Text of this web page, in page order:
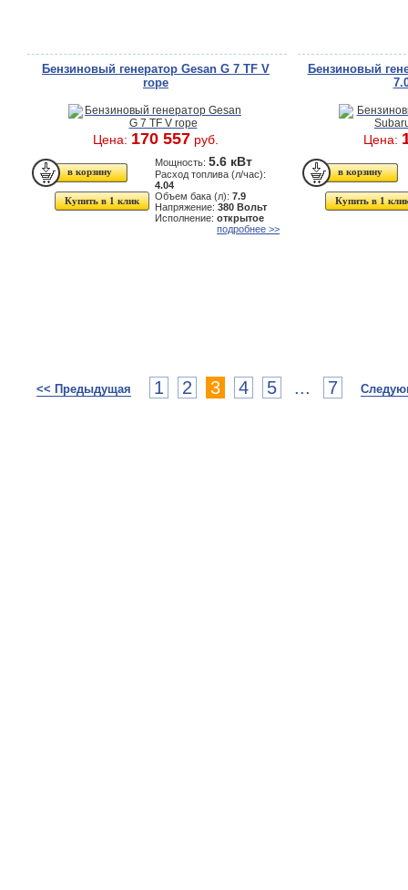
Бензиновый генератор Gesan G 7 TF V
rope
Цена: 170 557 руб.
Купить в 1 клик
Мощность: 5.6 кВт
Расход топлива (л/час):
4.04
Объем бака (л): 7.9
Напряжение: 380 Вольт
Исполнение: открытое
подробнее >>
Бензиновый
Цена:
Купить в 1
<< Предыдущая 1 2 3 4 5 ... 7